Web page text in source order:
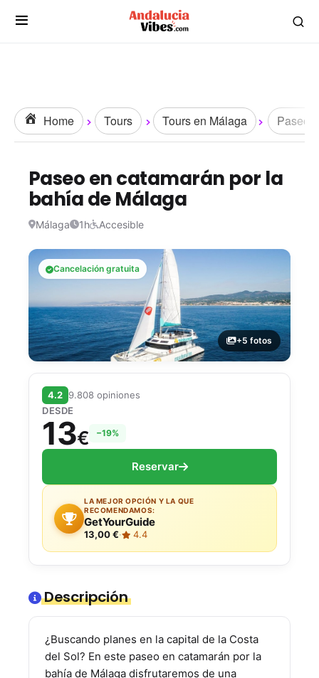
Home Tours Tours en Málaga Paseos
Paseo en catamarán por la
bahía de Málaga
Málaga 1h Accesible
Cancelación gratuita
+5 fotos
4.2 9.808 opiniones
DESDE
13€ −19%
Reservar
LA MEJOR OPCIÓN Y LA QUE
RECOMENDAMOS:
GetYourGuide
13,00 €· 4.4
Descripción
¿Buscando planes en la capital de la Costa
del Sol? En este paseo en catamarán por la
bahía de Málaga disfrutaremos de una